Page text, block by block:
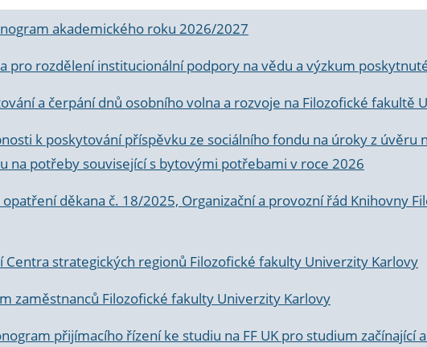
akademického roku 2026/2027
pro rozdělení institucionální podpory na vědu a výzkum
a čerpání dnů osobního volna a rozvoje na Filozofické fakultě
k poskytování příspěvku ze sociálního fondu na úroky z úvěru
na potřeby související s bytovými potřebami v roce 2026
děkana č. 18/2025, Organizační a provozní řád Knihovny
Centra strategických regionů Filozofické fakulty Univerzity Karlovy
zaměstnanců Filozofické fakulty Univerzity Karlovy
přijímacího řízení ke studiu na FF UK pro studium začínající